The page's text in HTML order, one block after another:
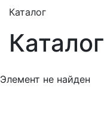
Каталог
Каталог
Элемент не найден